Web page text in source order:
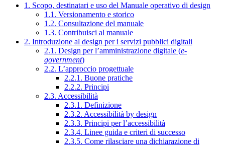
1. Scopo, destinatari e uso del Manuale operativo di design
1.1. Versionamento e storico
1.2. Consultazione del manuale
1.3. Contribuisci al manuale
2. Introduzione al design per i servizi pubblici digitali
2.1. Design per l’amministrazione digitale (e-
government)
2.2. L’approccio progettuale
2.2.1. Buone pratiche
2.2.2. Principi
2.3. Accessibilità
2.3.1. Definizione
2.3.2. Accessibilità by design
2.3.3. Principi per l’accessibilità
2.3.4. Linee guida e criteri di successo
2.3.5. Come rilasciare una dichiarazione di